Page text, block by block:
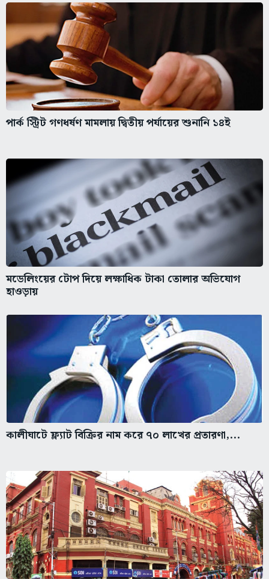
পার্ক স্ট্রিট গণধর্ষণ মামলায় দ্বিতীয় পর্যায়ের শুনানি ১৪ই
মডেলিংয়ের টোপ দিয়ে লক্ষাধিক টাকা তোলার অভিযোগ
হাওড়ায়
কালীঘাটে ফ্ল্যাট বিক্রির নাম করে ৭০ লাখের প্রতারণা,...